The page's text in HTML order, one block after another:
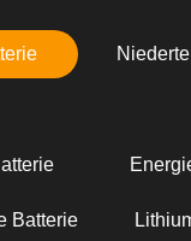
Batterie